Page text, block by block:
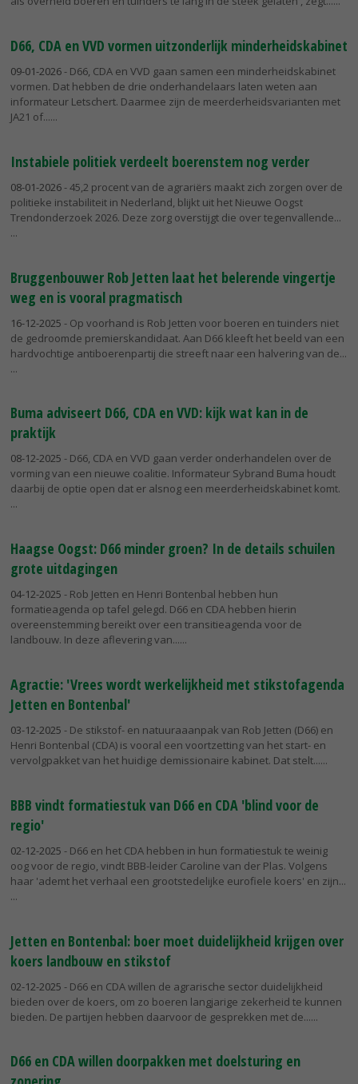
D66, CDA en VVD vormen uitzonderlijk minderheidskabinet
09-01-2026- D66, CDA en VVD gaan samen een minderheidskabinet
vormen. Dat hebben de drie onderhandelaars laten weten aan
informateur Letschert. Daarmee zijn de meerderheidsvarianten met
JA21 of...
Instabiele politiek verdeelt boerenstem nog verder
08-01-2026- 45,2 procent van de agrariërs maakt zich zorgen over de
politieke instabiliteit in Nederland, blijkt uit het Nieuwe Oogst
Trendonderzoek 2026. Deze zorg overstijgt die over tegenvallende...
Bruggenbouwer Rob Jetten laat het belerende vingertje
weg en is vooral pragmatisch
16-12-2025 - Op voorhand is Rob Jetten voor boeren en tuinders niet
de gedroomde premierskandidaat. Aan D66 kleeft het beeld van een
hardvochtige antiboerenpartij die streeft naar een halvering van de...
Buma adviseert D66, CDA en VVD: kijk wat kan in de
praktijk
08-12-2025 - D66, CDA en VVD gaan verder onderhandelen over de
vorming van een nieuwe coalitie. Informateur Sybrand Buma houdt
daarbij de optie open dat er alsnog een meerderheidskabinet komt.
Haagse Oogst: D66 minder groen? In de details schuilen
grote uitdagingen
04-12-2025 - Rob Jetten en Henri Bontenbal hebben hun
formatieagenda op tafel gelegd. D66 en CDA hebben hierin
overeenstemming bereikt over een transitieagenda voor de
landbouw. In deze aflevering van...
Agractie: 'Vrees wordt werkelijkheid met stikstofagenda
Jetten en Bontenbal'
03-12-2025 - De stikstof- en natuuraaanpak van Rob Jetten (D66) en
Henri Bontenbal (CDA) is vooral een voortzetting van het start- en
vervolgpakket van het huidige demissionaire kabinet. Dat stelt...
BBB vindt formatiestuk van D66 en CDA 'blind voor de
regio'
02-12-2025 - D66 en het CDA hebben in hun formatiestuk te weinig
oog voor de regio, vindt BBB-leider Caroline van der Plas. Volgens
haar 'ademt het verhaal een grootstedelijke eurofiele koers' en zijn...
Jetten en Bontenbal: boer moet duidelijkheid krijgen over
koers landbouw en stikstof
02-12-2025 - D66 en CDA willen de agrarische sector duidelijkheid
bieden over de koers, om zo boeren langjarige zekerheid te kunnen
bieden. De partijen hebben daarvoor de gesprekken met de...
D66 en CDA willen doorpakken met doelsturing en